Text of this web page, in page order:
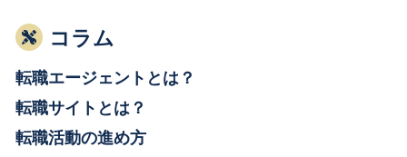
コラム
転職エージェントとは？
転職サイトとは？
転職活動の進め方